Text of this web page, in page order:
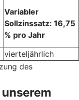
Variabler
Sollzinssatz: 16,75
% pro Jahr
vierteljährlich
des